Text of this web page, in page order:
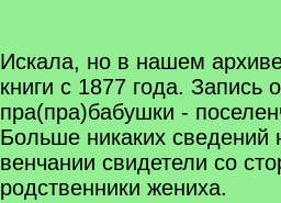
Искала, но в нашем
книги с 1877 года. Запись
пра(пра)бабушки -
Больше никаких сведений
венчании свидетели со
родственники жениха.